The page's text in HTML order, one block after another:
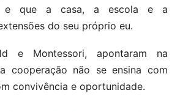
e que a casa, a escola e a
do seu próprio eu.
e Montessori, apontaram na
cooperação não se ensina com
convivência e oportunidade.